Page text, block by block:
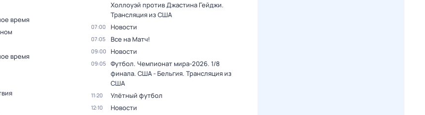
время
время
Холлоуэй против Джастина Гейджи.
Трансляция из США
07:00 Новости
07:05 Все на Матч!
09:00 Новости
09:05
Футбол. Чемпионат мира-2026. 1/8
финала. США - Бельгия. Трансляция из
США
11:20 Улётный футбол
12:10 Новости